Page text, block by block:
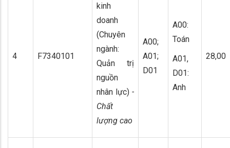
4 F7340101
kinh
doanh
(Chuyên
ngành:
Quản trị
nguồn
nhân lực) -
Chất
lượng cao
A00;
A01;
D01
A00:
Toán
A01,
D01:
Anh
28,00